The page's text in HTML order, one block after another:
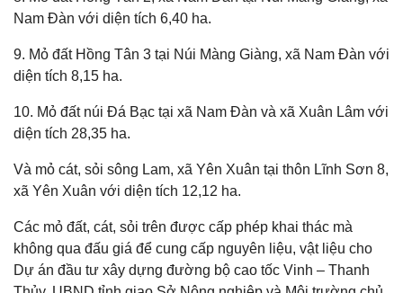
Nam Đàn với diện tích 6,40 ha.
9. Mỏ đất Hồng Tân 3 tại Núi Màng Giàng, xã Nam Đàn với
diện tích 8,15 ha.
10. Mỏ đất núi Đá Bạc tại xã Nam Đàn và xã Xuân Lâm với
diện tích 28,35 ha.
Và mỏ cát, sỏi sông Lam, xã Yên Xuân tại thôn Lĩnh Sơn 8,
xã Yên Xuân với diện tích 12,12 ha.
Các mỏ đất, cát, sỏi trên được cấp phép khai thác mà
không qua đấu giá để cung cấp nguyên liệu, vật liệu cho
Dự án đầu tư xây dựng đường bộ cao tốc Vinh – Thanh